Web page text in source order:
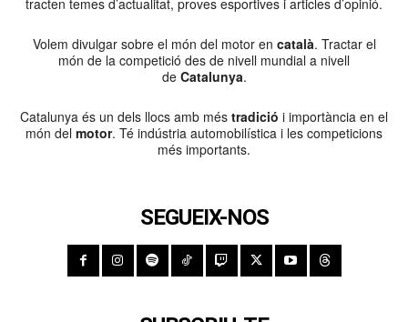
Volem divulgar sobre el món del motor en català. Tractar el
món de la competició des de nivell mundial a nivell
de Catalunya.
Catalunya és un dels llocs amb més tradició i importància en el
món del motor. Té indústria automobilística i les competicions
més importants.
SEGUEIX-NOS